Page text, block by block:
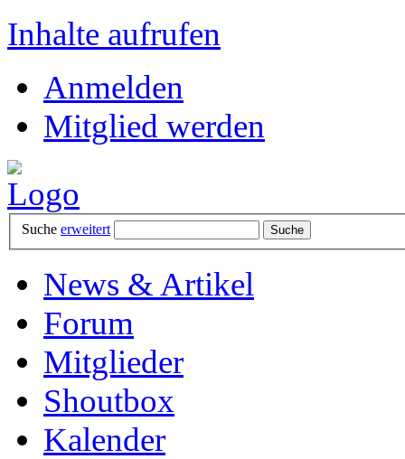
Inhalte aufrufen
Anmelden
Mitglied werden
Suche erweitert
News & Artikel
Forum
Mitglieder
Shoutbox
Kalender